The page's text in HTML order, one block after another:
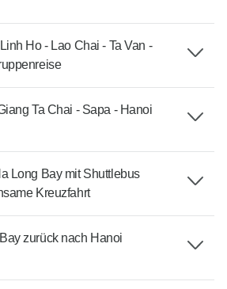
Ho - Lao Chai - Ta Van -
Ta Chai - Sapa - Hanoi
Long Bay mit Shuttlebus
Kreuzfahrt
zurück nach Hanoi